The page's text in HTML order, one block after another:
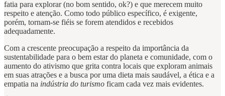
fatia para explorar (no bom sentido, ok?) e que merecem muito
respeito e atenção. Como todo público específico, é exigente,
porém, tornam-se fiéis se forem atendidos e recebidos
adequadamente.
Com a crescente preocupação a respeito da importância da
sustentabilidade para o bem estar do planeta e comunidade, com o
aumento do ativismo que grita contra locais que exploram animais
em suas atrações e a busca por uma dieta mais saudável, a ética e a
empatia na indústria do turismo ficam cada vez mais evidentes.